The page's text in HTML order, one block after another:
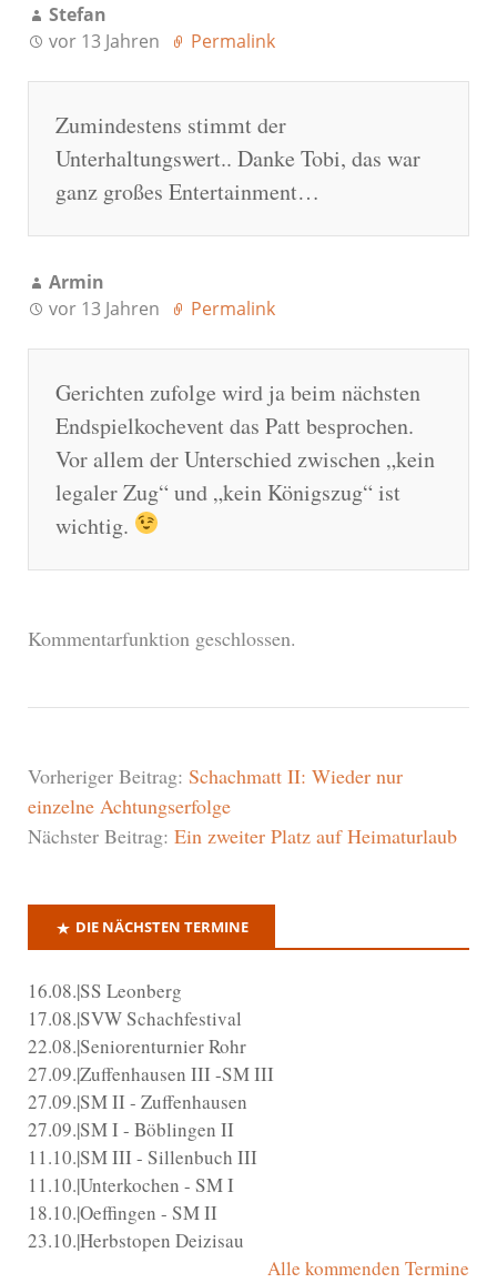
Stefan
vor 13 Jahren
Permalink
Zumindestens stimmt der
Unterhaltungswert.. Danke Tobi, das war
ganz großes Entertainment…
Armin
vor 13 Jahren
Permalink
Gerichten zufolge wird ja beim nächsten
Endspielkochevent das Patt besprochen.
Vor allem der Unterschied zwischen „kein
legaler Zug“ und „kein Königszug“ ist
wichtig.
Kommentarfunktion geschlossen.
Vorheriger Beitrag: Schachmatt II: Wieder nur
einzelne Achtungserfolge
Nächster Beitrag: Ein zweiter Platz auf Heimaturlaub
DIE NÄCHSTEN TERMINE
16.08.|SS Leonberg
17.08.|SVW Schachfestival
22.08.|Seniorenturnier Rohr
27.09.|Zuffenhausen III -SM III
27.09.|SM II - Zuffenhausen
27.09.|SM I - Böblingen II
11.10.|SM III - Sillenbuch III
11.10.|Unterkochen - SM I
18.10.|Oeffingen - SM II
23.10.|Herbstopen Deizisau
Alle kommenden Termine